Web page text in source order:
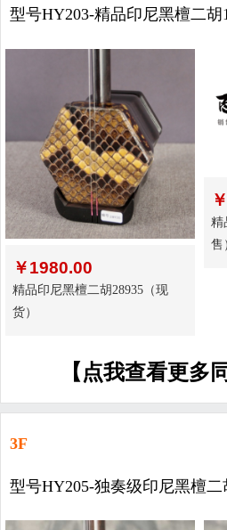
型号HY203-精品印尼黑檀二胡
￥1980.00
精品印尼黑檀二胡28935（现
货）
￥
精
售
【点我查看更多
3F
型号HY205-独奏级印尼黑檀二